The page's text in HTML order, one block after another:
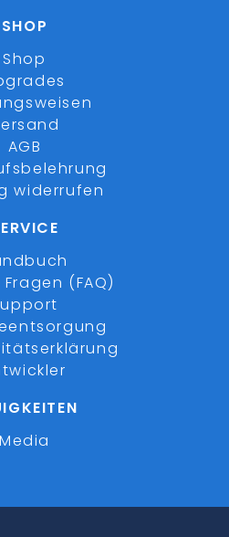
SHOP
Shop
AGB
widerrufen
(FAQ)
Media